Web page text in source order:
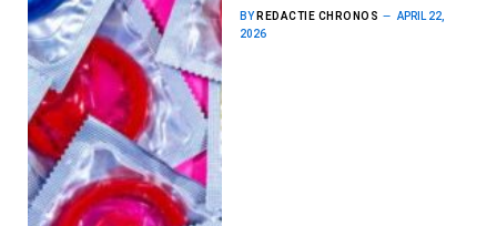
BY REDACTIE CHRONOS
APRIL 22,
2026